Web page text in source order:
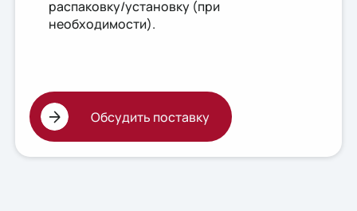
распаковку/установку (при
необходимости).
Обсудить поставку